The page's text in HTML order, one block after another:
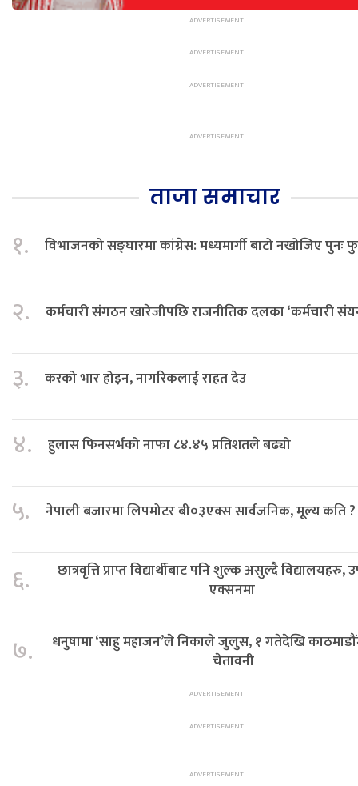
ताजा समाचार
१. विभाजनको सङ्घारमा कांग्रेस: मध्यमार्गी बाटो नखोजिए पुनः
२. कर्मचारी संगठन खारेजीपछि राजनीतिक दलका ‘कर्मचारी
३. करको भार होइन, नागरिकलाई राहत देउ
४. हुलास फिनसर्भको नाफा ८४.४५ प्रतिशतले बढ्यो
५. नेपाली बजारमा लिपमोटर बी०३एक्स सार्वजनिक, मूल्य कति ?
६.
छात्रवृत्ति प्राप्त विद्यार्थीबाट पनि शुल्क असुल्दै विद्यालयहरु,
एक्सनमा
७.
धनुषामा ‘साहु महाजन’ले निकाले जुलुस, १ गतेदेखि
चेतावनी